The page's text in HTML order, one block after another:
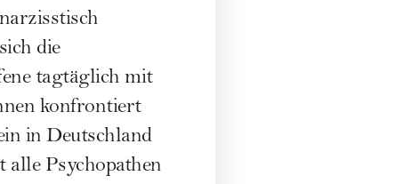
die
tagtäglich mit
konfrontiert
in Deutschland
Psychopathen